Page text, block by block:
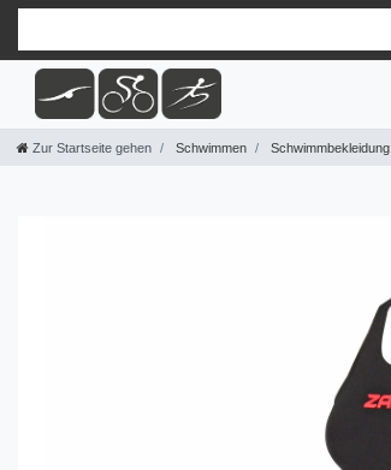
Zur Startseite gehen Schwimmen Schwimmbekleidung